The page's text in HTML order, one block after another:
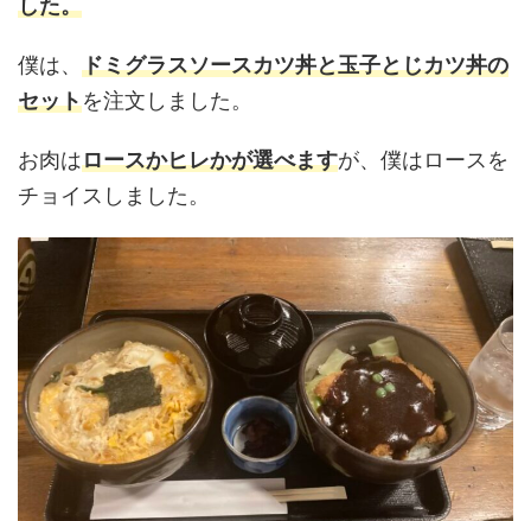
した。
僕は、 ドミグラスソースカツ丼と玉子とじカツ丼の
セットを注文しました。
お肉はロースかヒレかが選べますが、僕はロースを
チョイスしました。